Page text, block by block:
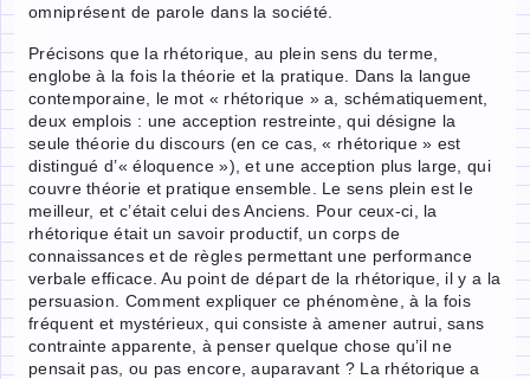
omniprésent de parole dans la société.
Précisons que la rhétorique, au plein sens du terme,
englobe à la fois la théorie et la pratique. Dans la langue
contemporaine, le mot « rhétorique » a, schématiquement,
deux emplois : une acception restreinte, qui désigne la
seule théorie du discours (en ce cas, « rhétorique » est
distingué d’« éloquence »), et une acception plus large, qui
couvre théorie et pratique ensemble. Le sens plein est le
meilleur, et c’était celui des Anciens. Pour ceux-ci, la
rhétorique était un savoir productif, un corps de
connaissances et de règles permettant une performance
verbale efficace. Au point de départ de la rhétorique, il y a la
persuasion. Comment expliquer ce phénomène, à la fois
fréquent et mystérieux, qui consiste à amener autrui, sans
contrainte apparente, à penser quelque chose qu’il ne
pensait pas, ou pas encore, auparavant ? La rhétorique a